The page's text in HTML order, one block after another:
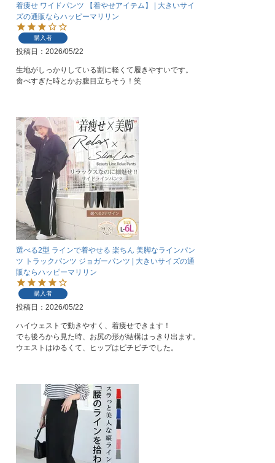
着痩せ ワイドパンツ 【着やせアイテム】 | 大きいサイ
ズの通販ならハッピーマリリン
購入者
投稿日 2026/05/22
生地がしっかりしている割に軽くて履きやすいです。
食べすぎた時とかお腹目立ちそう！笑
選べる2型 ラインで着やせる 楽ちん 美脚なラインパン
ツ トラックパンツ ジョガーパンツ | 大きいサイズの通
販ならハッピーマリリン
購入者
投稿日 2026/05/22
ハイウェストで動きやすく、着痩せできます！
でも後ろから見た時、お尻の形が結構はっきり出ます。
ウエストはゆるくて、ヒップはピチピチでした。